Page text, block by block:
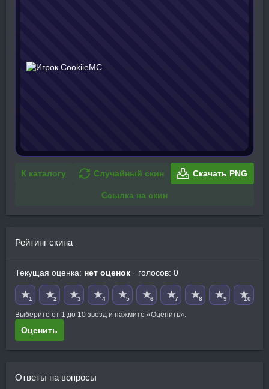
К каталогу Случайный скин Скачать PNG
Ссылка на скин
Рейтинг скина
Текущая оценка: нет оценок · голосов: 0
★1 ★2 ★3 ★4 ★5 ★6 ★7 ★8 ★9 ★10
Выберите от 1 до 10 звезд и нажмите «Оценить».
Оценить
Ответы на вопросы